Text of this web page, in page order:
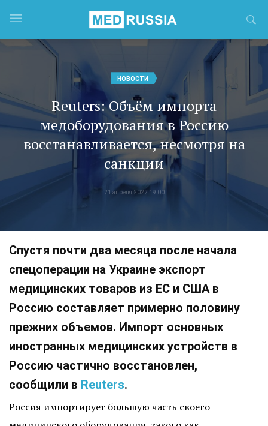
НОВОСТИ
Reuters: Объём импорта
медоборудования в Россию
восстанавливается, несмотря на
санкции
21 апреля 2022 19:00
Спустя почти два месяца после начала
спецоперации на Украине экспорт
медицинских товаров из ЕС и США в
Россию составляет примерно половину
прежних объемов. Импорт основных
иностранных медицинских устройств в
Россию частично восстановлен,
сообщили в Reuters.
Россия импортирует большую часть своего